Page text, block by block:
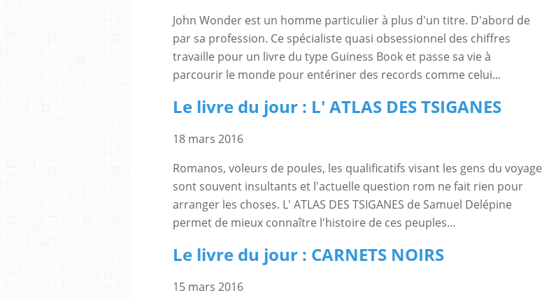
John Wonder est un homme particulier à plus d'un titre. D'abord de
par sa profession. Ce spécialiste quasi obsessionnel des chiffres
travaille pour un livre du type Guiness Book et passe sa vie à
parcourir le monde pour entériner des records comme celui...
Le livre du jour : L' ATLAS DES TSIGANES
18 mars 2016
Romanos, voleurs de poules, les qualificatifs visant les gens du voyage
sont souvent insultants et l'actuelle question rom ne fait rien pour
arranger les choses. L' ATLAS DES TSIGANES de Samuel Delépine
permet de mieux connaître l'histoire de ces peuples...
Le livre du jour : CARNETS NOIRS
15 mars 2016